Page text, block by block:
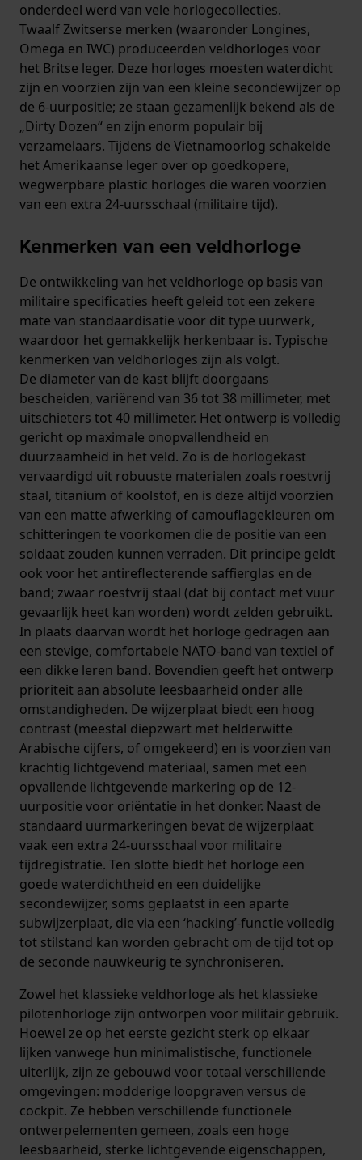
onderdeel werd van vele horlogecollecties.
Twaalf Zwitserse merken (waaronder Longines,
Omega en IWC) produceerden veldhorloges voor
het Britse leger. Deze horloges moesten waterdicht
zijn en voorzien zijn van een kleine secondewijzer op
de 6-uurpositie; ze staan gezamenlijk bekend als de
„Dirty Dozen“ en zijn enorm populair bij
verzamelaars. Tijdens de Vietnamoorlog schakelde
het Amerikaanse leger over op goedkopere,
wegwerpbare plastic horloges die waren voorzien
van een extra 24-uursschaal (militaire tijd).
Kenmerken van een veldhorloge
De ontwikkeling van het veldhorloge op basis van
militaire specificaties heeft geleid tot een zekere
mate van standaardisatie voor dit type uurwerk,
waardoor het gemakkelijk herkenbaar is. Typische
kenmerken van veldhorloges zijn als volgt.
De diameter van de kast blijft doorgaans
bescheiden, variërend van 36 tot 38 millimeter, met
uitschieters tot 40 millimeter. Het ontwerp is volledig
gericht op maximale onopvallendheid en
duurzaamheid in het veld. Zo is de horlogekast
vervaardigd uit robuuste materialen zoals roestvrij
staal, titanium of koolstof, en is deze altijd voorzien
van een matte afwerking of camouflagekleuren om
schitteringen te voorkomen die de positie van een
soldaat zouden kunnen verraden. Dit principe geldt
ook voor het antireflecterende saffierglas en de
band; zwaar roestvrij staal (dat bij contact met vuur
gevaarlijk heet kan worden) wordt zelden gebruikt.
In plaats daarvan wordt het horloge gedragen aan
een stevige, comfortabele NATO-band van textiel of
een dikke leren band. Bovendien geeft het ontwerp
prioriteit aan absolute leesbaarheid onder alle
omstandigheden. De wijzerplaat biedt een hoog
contrast (meestal diepzwart met helderwitte
Arabische cijfers, of omgekeerd) en is voorzien van
krachtig lichtgevend materiaal, samen met een
opvallende lichtgevende markering op de 12-
uurpositie voor oriëntatie in het donker. Naast de
standaard uurmarkeringen bevat de wijzerplaat
vaak een extra 24-uursschaal voor militaire
tijdregistratie. Ten slotte biedt het horloge een
goede waterdichtheid en een duidelijke
secondewijzer, soms geplaatst in een aparte
subwijzerplaat, die via een ‘hacking’-functie volledig
tot stilstand kan worden gebracht om de tijd tot op
de seconde nauwkeurig te synchroniseren.
Zowel het klassieke veldhorloge als het klassieke
pilotenhorloge zijn ontworpen voor militair gebruik.
Hoewel ze op het eerste gezicht sterk op elkaar
lijken vanwege hun minimalistische, functionele
uiterlijk, zijn ze gebouwd voor totaal verschillende
omgevingen: modderige loopgraven versus de
cockpit. Ze hebben verschillende functionele
ontwerpelementen gemeen, zoals een hoge
leesbaarheid, sterke lichtgevende eigenschappen,